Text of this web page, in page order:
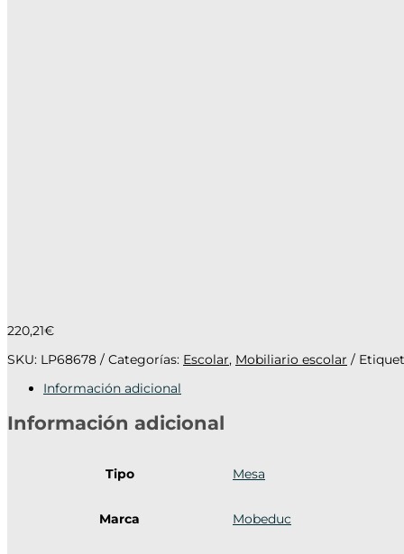
220,21€
SKU: LP68678 Categorías: Escolar, Mobiliario escolar
Información adicional
Información adicional
Tipo Mesa
Marca Mobeduc